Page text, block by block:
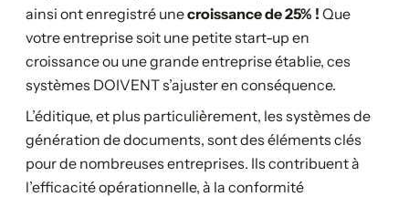
ainsi ont enregistré unecroissance de 25% ! Que
votre entreprise soit une petite start-up en
croissance ou une grande entreprise établie, ces
systèmes DOIVENT s’ajuster en conséquence.
L’éditique, et plus particulièrement, les systèmes de
génération de documents, sont des éléments clés
pour de nombreuses entreprises. Ils contribuent à
l’efficacité opérationnelle, à la conformité